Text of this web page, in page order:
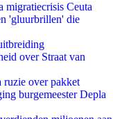
migratiecrisis Ceuta
'gluurbrillen' die
over Straat van
ruzie over pakket
burgemeester Depla